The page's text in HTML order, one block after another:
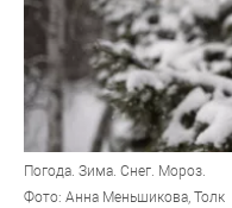
Погода. Зима. Снег. Мороз.
Фото: Анна Меньшикова, Толк